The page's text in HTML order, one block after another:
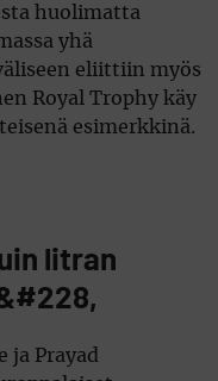
huolimatta
yhä
eliittiin myös
Royal Trophy käy
esimerkkinä.
litran